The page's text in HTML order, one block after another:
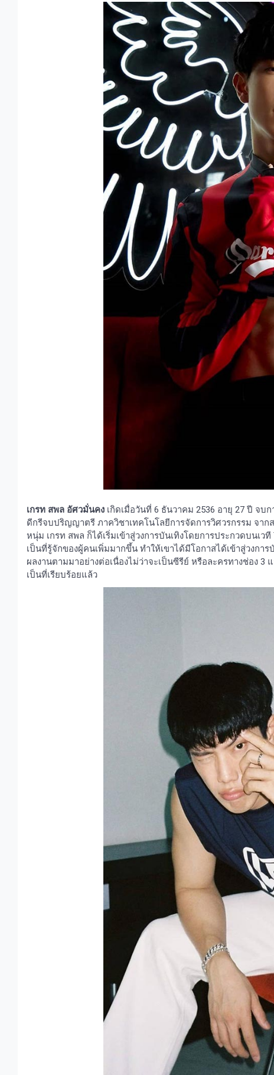
เกรท สพล อัศวมั่นคง เกิดเมื่อวันที่ 6 ธันวาคม 2536 อายุ 27 ปี จบ
ดีกรีจบปริญญาตรี ภาควิชาเทคโนโลยีการจัดการวิศวรกรรม จา
หนุ่ม เกรท สพล ก็ได้เริ่มเข้าสู่วงการบันเทิงโดยการประกวดบนเว
เป็นที่รู้จักของผู้คนเพิ่มมากขึ้น ทำให้เขาได้มีโอกาสได้เข้าสู่วงกา
ผลงานตามมาอย่างต่อเนื่องไม่ว่าจะเป็นซีรีย์ หรือละครทางช่อง
เป็นที่เรียบร้อยแล้ว